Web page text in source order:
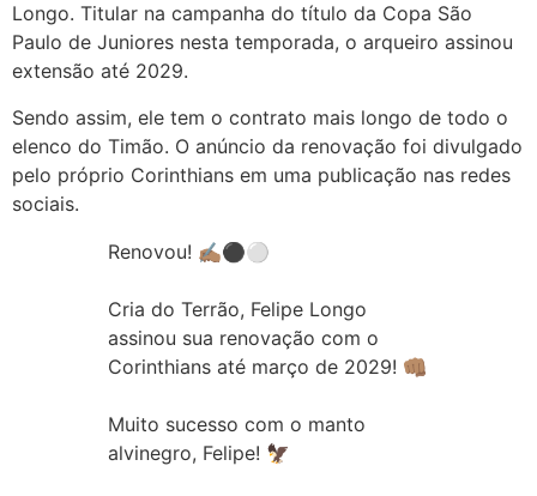
Longo. Titular na campanha do título da Copa São
Paulo de Juniores nesta temporada, o arqueiro assinou
extensão até 2029.
Sendo assim, ele tem o contrato mais longo de todo o
elenco do Timão. O anúncio da renovação foi divulgado
pelo próprio Corinthians em uma publicação nas redes
sociais.
Renovou! ✍🏽⚫⚪
Cria do Terrão, Felipe Longo
assinou sua renovação com o
Corinthians até março de 2029! 👊🏽
Muito sucesso com o manto
alvinegro, Felipe! 🦅